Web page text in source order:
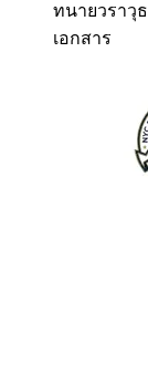
ทนายวราวุธ
เอกสาร